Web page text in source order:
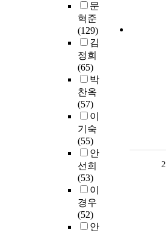
문
혁준
(129)
김
정희
(65)
박
찬옥
(57)
이
기숙
(55)
안
선희
(53)
이
경우
(52)
안
2